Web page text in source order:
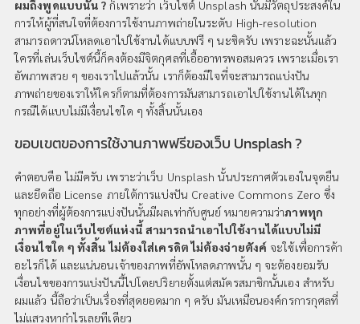
ผมถึงพูดแบบนั้น ? ก็เพราะว่า เว็บไซต์ Unsplash นั้นมีวัตถุประสงค์ใน
การให้ผู้ที่สนใจที่ต้องการใช้งานภาพถ่ายในระดับ High-resolution
สามารถดาวน์โหลดเอาไปใช้งานได้แบบฟรี ๆ นะซิครับ เพราะฉะนั้นแล้ว
ใครที่เล่นเว็บไซต์นี้ก็คงต้องมีจิตกุศลที่เอื้ออาทรพอสมควร เพราะเมื่อเรา
อัพภาพสวย ๆ ของเราไปแล้วนั้น เราก็ต้องมีใจที่จะสามารถแบ่งปัน
ภาพถ่ายของเราให้ใครก็ตามที่ต้องการมันสามารถเอาไปใช้งานได้ในทุก
กรณีได้แบบไม่มีเงื่อนไขใด ๆ ทั้งสิ้นนั้นเอง
ขอบเขตของการใช้งานภาพฟรีของเว็บ Unsplash ?
คำตอบคือ ไม่มีครับ เพราะว่าเว็บ Unsplash นั้นประกาศตัวเองในจุดยืน
และยึดถือ License ภายใต้การแบ่งปัน Creative Commons Zero ซึ่ง
ทุกอย่างที่ผู้ต้องการแบ่งปันนั้นมีผลเท่ากับศูนย์ หมายความว่าภาพทุก
ภาพที่อยู่ในเว็บไซต์แห่งนี้ สามารถนำเอาไปใช้งานได้แบบไม่มี
เงื่อนไขใด ๆ ทั้งสิ้น ไม่ต้องใส่เครดิต ไม่ต้องจ่ายตังค์ จะใช้เพื่อการค้า
อะไรก็ได้ และแน่นอนเจ้าของภาพที่อัพโหลดภาพนั้น ๆ จะต้องยอมรับ
เงื่อนไขของการแบ่งปันนี้ไปโดยปริยายตั้งแต่สมัครสมาชิกนั้นเอง สำหรับ
ผมแล้ว นี้ถือว่าเป็นเรื่องที่สุดยอดมาก ๆ ครับ มันเหมือนองค์กรการกุศลที่
ไม่แสวงหากำไรเลยทีเดียว